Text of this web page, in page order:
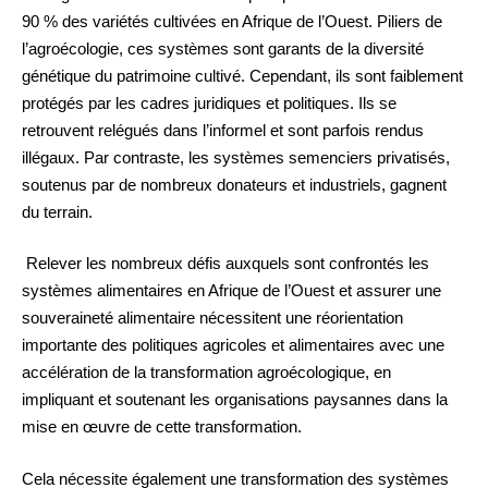
90 % des variétés cultivées en Afrique de l’Ouest. Piliers de
l’agroécologie, ces systèmes sont garants de la diversité
génétique du patrimoine cultivé. Cependant, ils sont faiblement
protégés par les cadres juridiques et politiques. Ils se
retrouvent relégués dans l’informel et sont parfois rendus
illégaux. Par contraste, les systèmes semenciers privatisés,
soutenus par de nombreux donateurs et industriels, gagnent
du terrain.
Relever les nombreux défis auxquels sont confrontés les
systèmes alimentaires en Afrique de l’Ouest et assurer une
souveraineté alimentaire nécessitent une réorientation
importante des politiques agricoles et alimentaires avec une
accélération de la transformation agroécologique, en
impliquant et soutenant les organisations paysannes dans la
mise en œuvre de cette transformation.
Cela nécessite également une transformation des systèmes